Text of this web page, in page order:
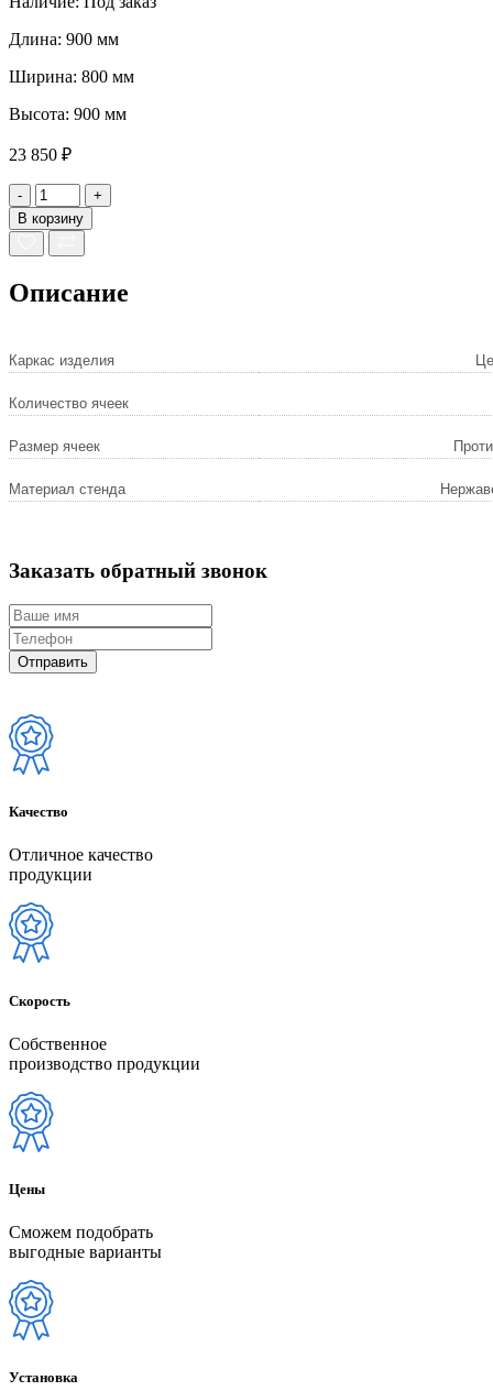
Длина: 900 мм
Ширина: 800 мм
Высота: 900 мм
23 850 ₽
-
+
В корзину
Описание
Каркас изделия
Количество ячеек
Размер ячеек
Материал стенда
Заказать обратный звонок
Качество
Отличное качество
продукции
Скорость
Собственное
производство продукции
Цены
Сможем подобрать
выгодные варианты
Установка